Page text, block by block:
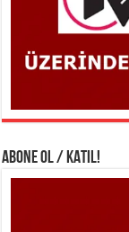
ABONE OL / KATIL!